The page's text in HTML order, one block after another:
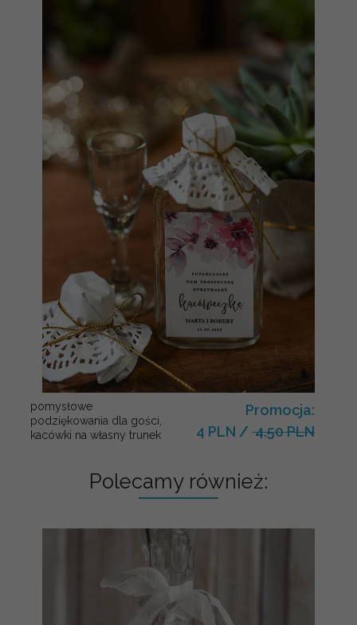
pomysłowe
podziękowania dla gości,
kacówki na własny trunek
Promocja:
4 PLN / 4.50 PLN
Polecamy również: